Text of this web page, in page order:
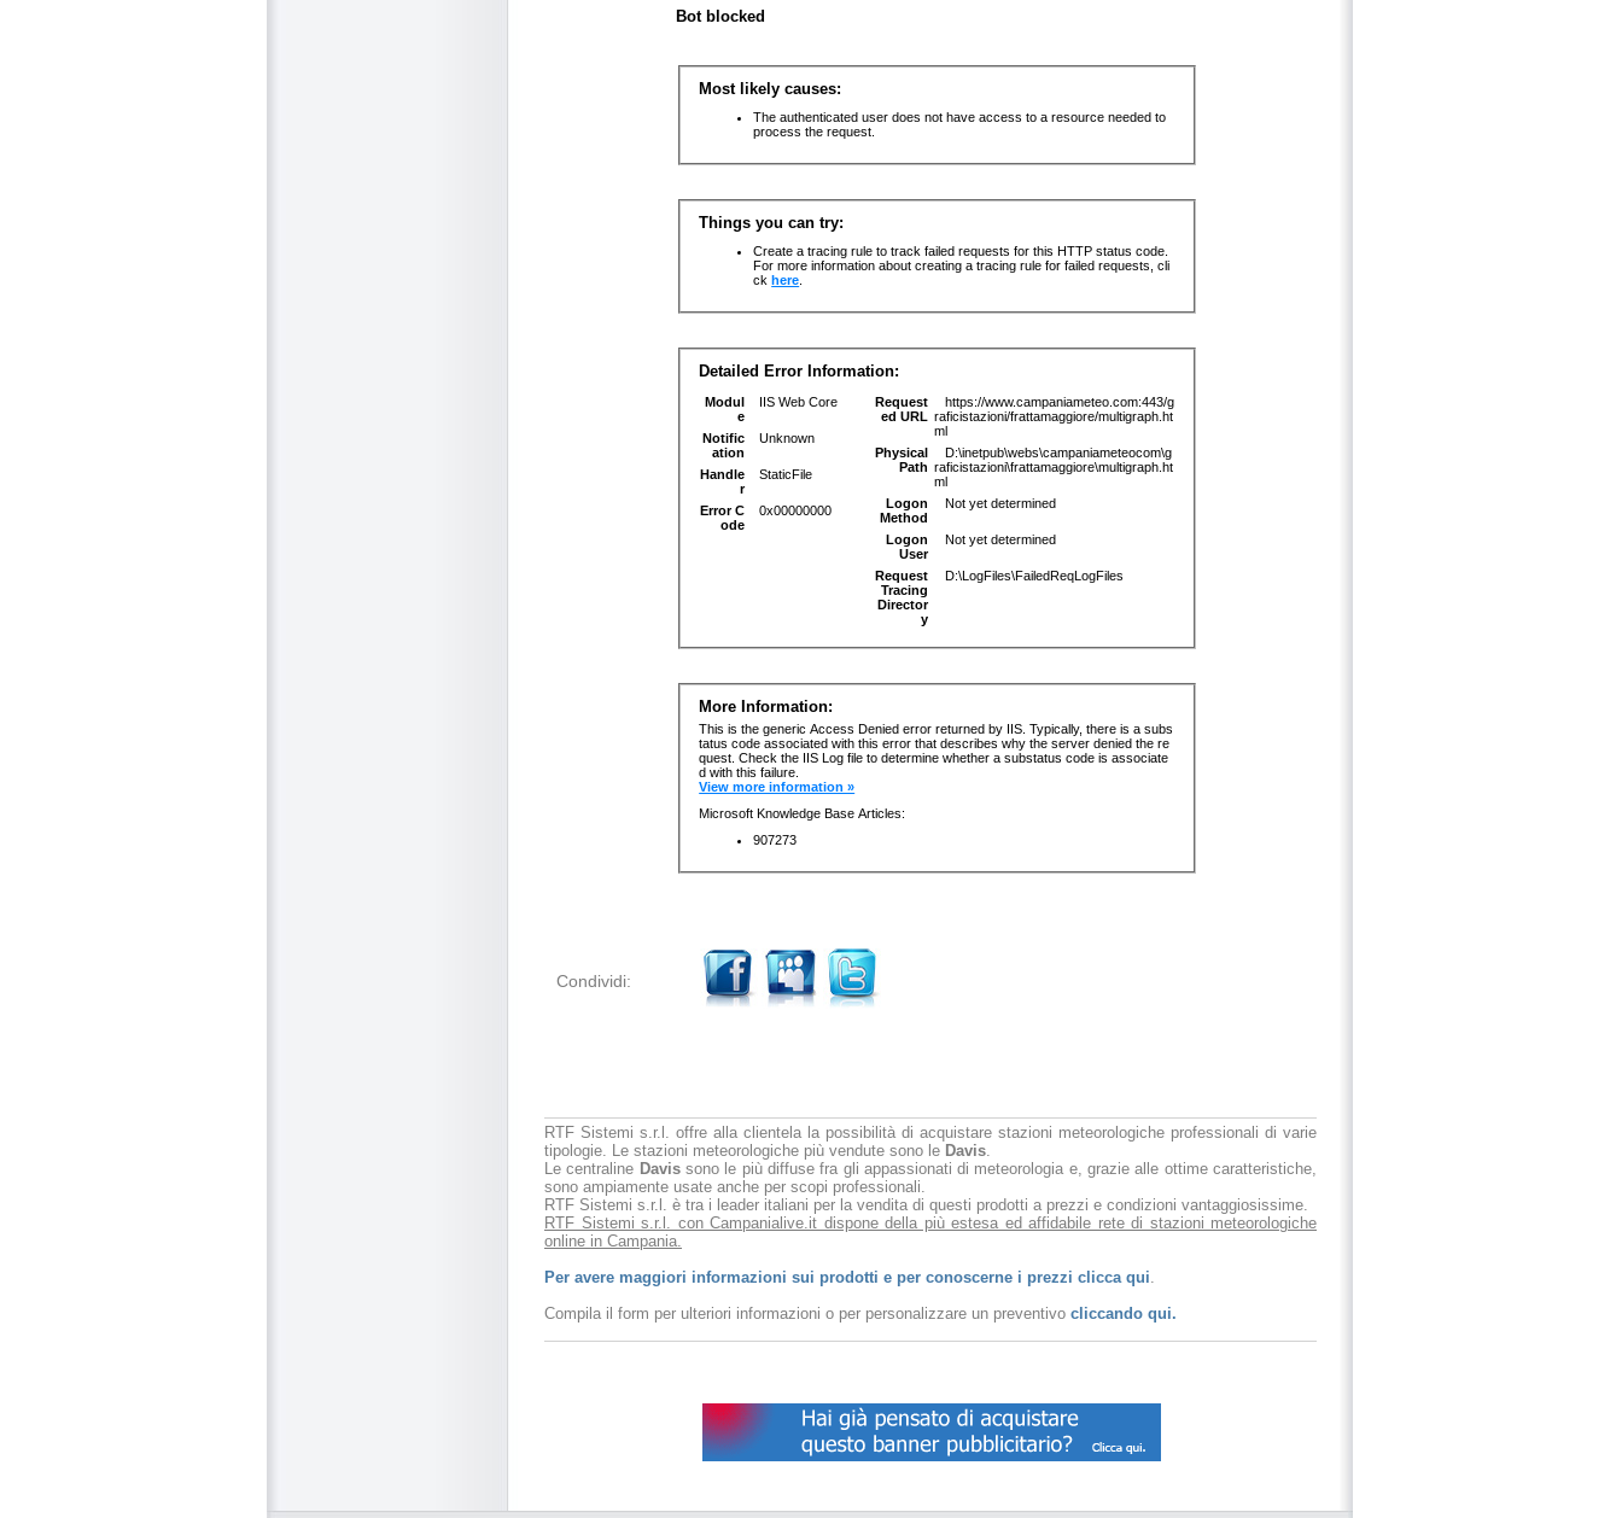
Condividi:
RTF Sistemi s.r.l. offre alla clientela la possibilità di acquistare stazioni meteorologiche professionali di varie
tipologie. Le stazioni meteorologiche più vendute sono le Davis.
Le centraline Davissono le più diffuse fra gli appassionati di meteorologia e, grazie alle ottime caratteristiche,
sono ampiamente usate anche per scopi professionali.
RTF Sistemi s.r.l. è tra i leader italiani per la vendita di questi prodotti a prezzi e condizioni vantaggiosissime.
RTF Sistemi s.r.l. con Campanialive.it dispone della più estesa ed affidabile rete di stazioni meteorologiche
online in Campania.
Per avere maggiori informazioni sui prodotti e per conoscerne i prezzi clicca qui.
Compila il form per ulteriori informazioni o per personalizzare un preventivo cliccando qui.